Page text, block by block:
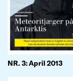
NR. 3: April 2013